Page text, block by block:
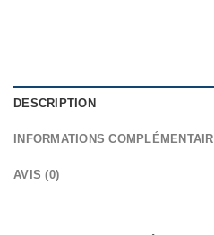
DESCRIPTION
INFORMATIONS
AVIS (0)